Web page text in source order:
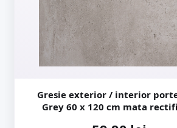
Gresie exterior / interior
Grey 60 x 120 cm mata rectificata aspect